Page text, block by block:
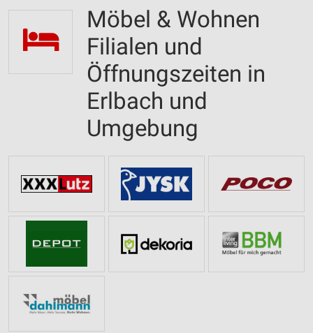
Möbel & Wohnen
Filialen und
Öffnungszeiten in
Erlbach und
Umgebung